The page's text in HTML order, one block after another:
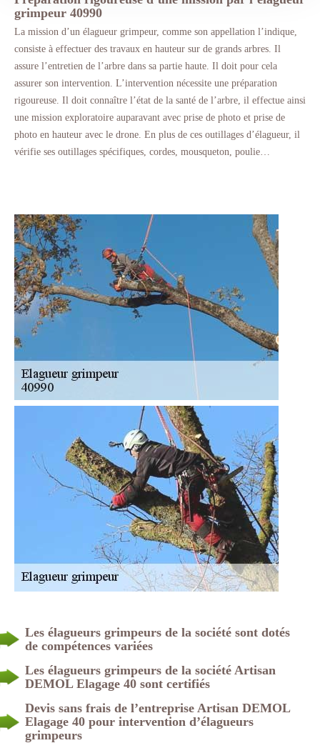
grimpeur 40990
La mission d’un élagueur grimpeur, comme son appellation l’indique,
consiste à effectuer des travaux en hauteur sur de grands arbres. Il
assure l’entretien de l’arbre dans sa partie haute. Il doit pour cela
assurer son intervention. L’intervention nécessite une préparation
rigoureuse. Il doit connaître l’état de la santé de l’arbre, il effectue ainsi
une mission exploratoire auparavant avec prise de photo et prise de
photo en hauteur avec le drone. En plus de ces outillages d’élagueur, il
vérifie ses outillages spécifiques, cordes, mousqueton, poulie…
Les élagueurs grimpeurs de la société sont dotés
de compétences variées
Les élagueurs grimpeurs de la société Artisan
DEMOL Elagage 40 sont certifiés
Devis sans frais de l’entreprise Artisan DEMOL
Elagage 40 pour intervention d’élagueurs
grimpeurs